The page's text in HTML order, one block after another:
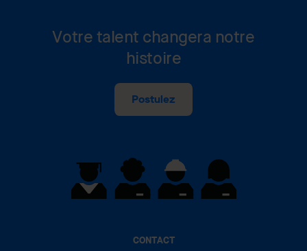
CONTACT
Votre talent changera notre
histoire
Postulez